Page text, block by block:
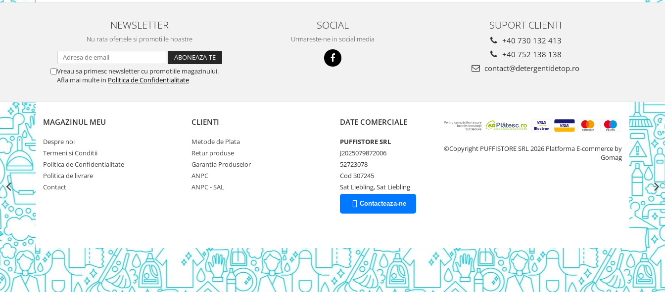
Odorizant Camera cu Betisoare
Odorizant Camera Electric
Odorizant Camera Ambi Pur
Rezerva Odorizant Camera
Rezerva Odorizant Camera Air Wick
Ingrijire Bebelusi
Servetele Umede Bebelusi
Suplimente Bebelusi
Lenjerii
Ingrijire Bebelusi
Scutece
Scutece Huggies
Scutece Happy
Scutece Pampers Bebelusi
Balsam Rufe Bebelusi
Servetele Umede Bebelusi
Suplimente Bebelusi
NEWSLETTER
Nu rata ofertele si promotiile noastre
Vreau sa primesc newsletter cu promotiile magazinului.
Afla mai multe in Politica de Confidentialitate
SOCIAL
Urmareste-ne in social media
SUPORT CLIENTI
+40 730 132 413
+40 752 138 138
contact@detergentidetop.ro
MAGAZINUL MEU
Despre noi
Termeni si Conditii
Politica de Confidentialitate
Politica de livrare
Contact
CLIENTI
Metode de Plata
Retur produse
Garantia Produselor
ANPC
ANPC - SAL
DATE COMERCIALE
PUFFISTORE SRL
J2025079872006
52723078
Cod 307245
Sat Liebling, Sat Liebling
Contacteaza-ne
©Copyright PUFFISTORE SRL 2026 Platforma E-commerce by
Gomag